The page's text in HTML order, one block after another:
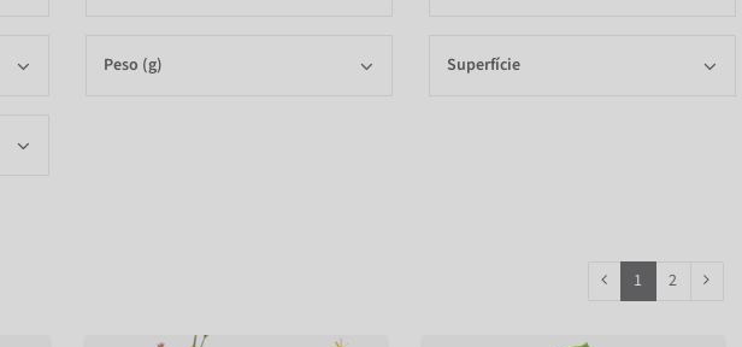
Peso (g) Superfície
1 2